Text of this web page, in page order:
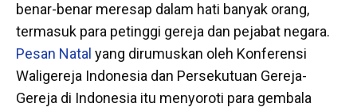
benar-benar meresap dalam hati banyak orang,
termasuk para petinggi gereja dan pejabat negara.
Pesan Natal yang dirumuskan oleh Konferensi
Waligereja Indonesia dan Persekutuan Gereja-
Gereja di Indonesia itu menyoroti para gembala